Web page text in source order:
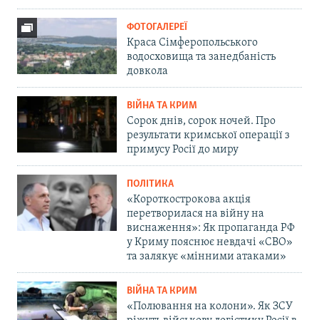
ФОТОГАЛЕРЕЇ
Краса Сімферопольського
водосховища та занедбаність
довкола
ВІЙНА ТА КРИМ
Сорок днів, сорок ночей. Про
результати кримської операції з
примусу Росії до миру
ПОЛІТИКА
«Короткострокова акція
перетворилася на війну на
виснаження»: Як пропаганда РФ
у Криму пояснює невдачі «СВО»
та залякує «мінними атаками»
ВІЙНА ТА КРИМ
«Полювання на колони». Як ЗСУ